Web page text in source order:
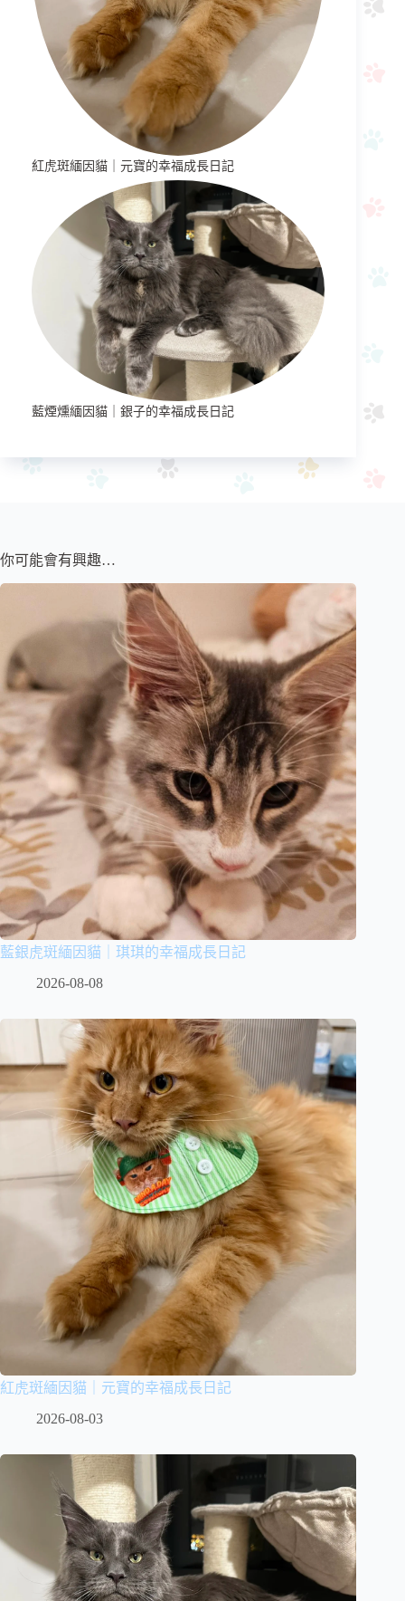
紅虎斑緬因貓｜元寶的幸福成長日記
藍煙燻緬因貓｜銀子的幸福成長日記
你可能會有興趣…
藍銀虎斑緬因貓｜琪琪的幸福成長日記
2026-08-08
紅虎斑緬因貓｜元寶的幸福成長日記
2026-08-03